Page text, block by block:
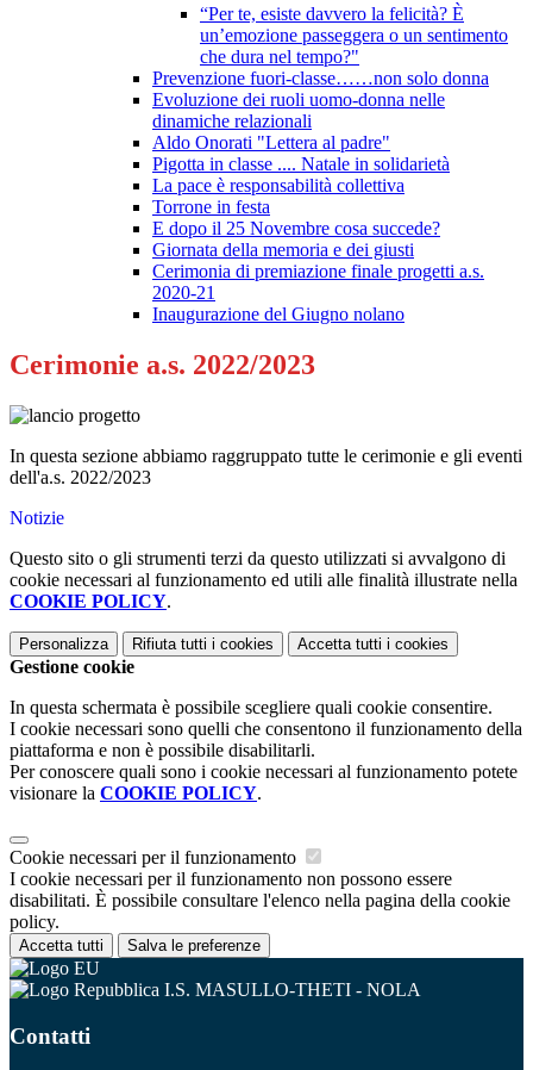
“Per te, esiste davvero la felicità? È
un’emozione passeggera o un sentimento
che dura nel tempo?"
Prevenzione fuori-classe……non solo donna
Evoluzione dei ruoli uomo-donna nelle
dinamiche relazionali
Aldo Onorati "Lettera al padre"
Pigotta in classe .... Natale in solidarietà
La pace è responsabilità collettiva
Torrone in festa
E dopo il 25 Novembre cosa succede?
Giornata della memoria e dei giusti
Cerimonia di premiazione finale progetti a.s.
2020-21
Inaugurazione del Giugno nolano
Cerimonie a.s. 2022/2023
In questa sezione abbiamo raggruppato tutte le cerimonie e gli eventi
dell'a.s. 2022/2023
Notizie
Questo sito o gli strumenti terzi da questo utilizzati si avvalgono di
cookie necessari al funzionamento ed utili alle finalità illustrate nella
COOKIE POLICY.
Personalizza Rifiuta tutti i cookies Accetta tutti i cookies
Gestione cookie
In questa schermata è possibile scegliere quali cookie consentire.
I cookie necessari sono quelli che consentono il funzionamento della
piattaforma e non è possibile disabilitarli.
Per conoscere quali sono i cookie necessari al funzionamento potete
visionare la COOKIE POLICY.
Cookie necessari per il funzionamento
I cookie necessari per il funzionamento non possono essere
disabilitati. È possibile consultare l'elenco nella pagina della cookie
policy.
Accetta tutti Salva le preferenze
I.S. MASULLO-THETI - NOLA
Contatti